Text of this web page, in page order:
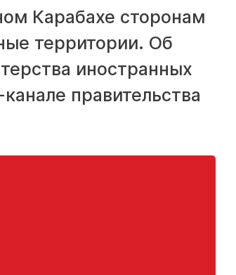
Карабахе сторонам
территории. Об
иностранных
правительства